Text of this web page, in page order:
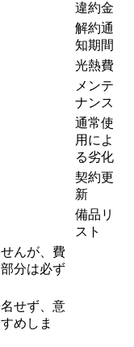
違約金
解約通
知期間
光熱費
メンテ
ナンス
通常使
用によ
る劣化
契約更
新
備品リ
スト
んが、費
分は必ず
せず、意
めしま